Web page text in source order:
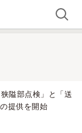
隘部点検」と「送
提供を開始